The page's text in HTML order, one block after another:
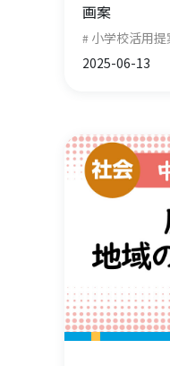
画案
小学校活用提
2025-06-13